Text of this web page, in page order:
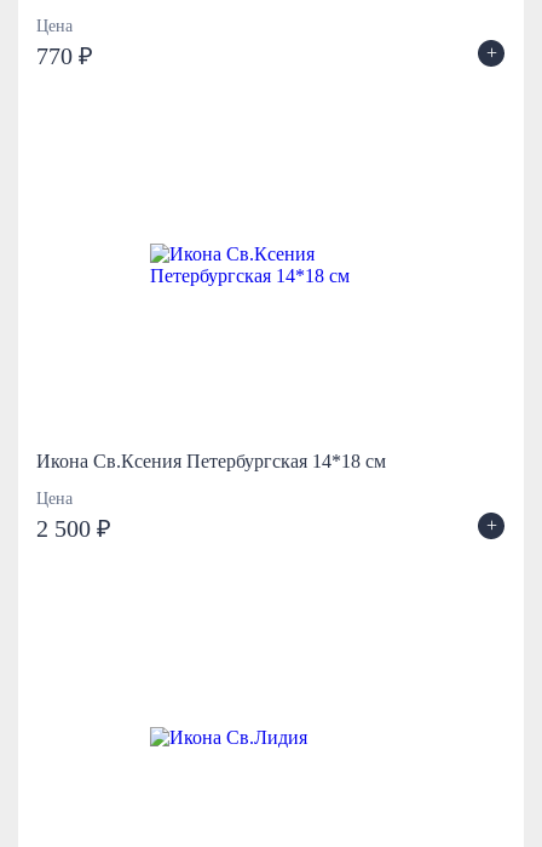
Цена
770 ₽ +
Икона Св.Ксения Петербургская 14*18 см
Цена
2 500 ₽ +